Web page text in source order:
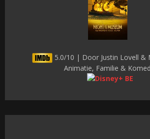
5.0/10 | Door Justin Lovell &
Animatie, Familie &